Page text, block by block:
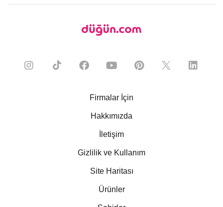
Firmalar İçin
Hakkımızda
İletişim
Gizlilik ve Kullanım
Site Haritası
Ürünler